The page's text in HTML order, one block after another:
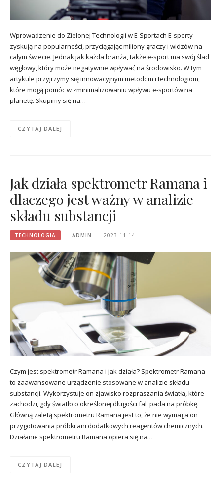
Wprowadzenie do Zielonej Technologii w E-Sportach E-sporty
zyskują na popularności, przyciągając miliony graczy i widzów na
całym świecie. Jednak jak każda branża, także e-sport ma swój ślad
węglowy, który może negatywnie wpływać na środowisko. W tym
artykule przyjrzymy się innowacyjnym metodom i technologiom,
które mogą pomóc w zminimalizowaniu wpływu e-sportów na
planetę. Skupimy się na…
CZYTAJ DALEJ
Jak działa spektrometr Ramana i
dlaczego jest ważny w analizie
składu substancji
TECHNOLOGIA ADMIN 2023-11-14
Czym jest spektrometr Ramana i jak działa? Spektrometr Ramana
to zaawansowane urządzenie stosowane w analizie składu
substancji. Wykorzystuje on zjawisko rozpraszania światła, które
zachodzi, gdy światło o określonej długości fali pada na próbkę.
Główną zaletą spektrometru Ramana jest to, że nie wymaga on
przygotowania próbki ani dodatkowych reagentów chemicznych.
Działanie spektrometru Ramana opiera się na…
CZYTAJ DALEJ